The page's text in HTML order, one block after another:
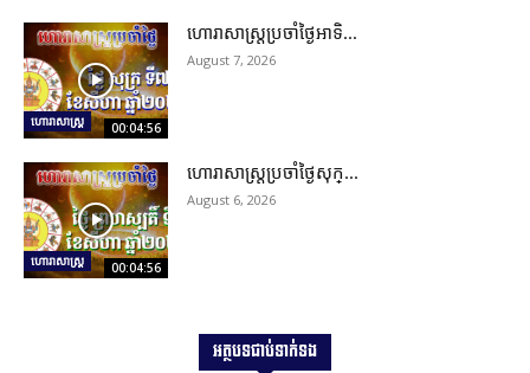
ហោរាសាស្ត្រ 00:04:56
ហោរាសាស្រ្តប្រចាំថ្ងៃអាទិ...
August 7, 2026
ហោរាសាស្ត្រ 00:04:56
ហោរាសាស្រ្តប្រចាំថ្ងៃសុក្...
August 6, 2026
អត្ថបទជាប់ទាក់ទង